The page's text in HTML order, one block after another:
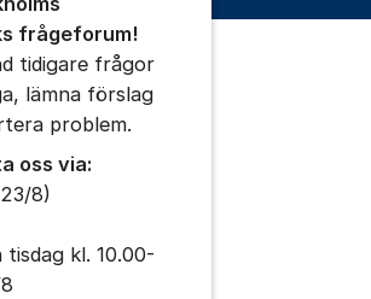
frågeforum!
tidigare frågor
lämna förslag
problem.
oss via:
8)
tisdag kl. 10.00-